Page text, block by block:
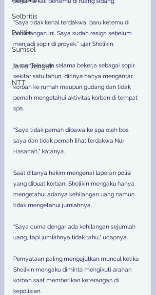
Selbritis
Politik
Sumsel
Jawa Tengah
NTT
“Saya tidak kenal terdakwa, baru ketemu di
persidangan ini. Saya sudah resign sebelum
menjadi sopir di proyek,” ujar Sholikin.
Ia menjelaskan selama bekerja sebagai sopir
sekitar satu tahun, dirinya hanya mengantar
korban ke rumah maupun gudang dan tidak
pernah mengetahui aktivitas korban di tempat
spa.
“Saya tidak pernah dibawa ke spa oleh bos
saya dan tidak pernah lihat terdakwa Nur
Hasanah,” katanya.
Saat ditanya hakim mengenai laporan polisi
yang dibuat korban, Sholikin mengaku hanya
mengetahui adanya kehilangan uang namun
tidak mengetahui jumlahnya.
“Saya cuma dengar ada kehilangan sejumlah
uang, tapi jumlahnya tidak tahu,” ucapnya.
Pernyataan paling mengejutkan muncul ketika
Sholikin mengaku diminta mengikuti arahan
korban saat memberikan keterangan di
kepolisian.